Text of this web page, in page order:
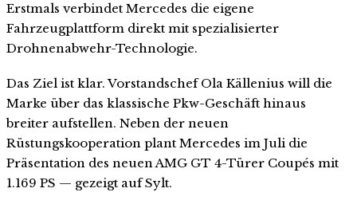
Erstmals verbindet Mercedes die eigene
Fahrzeugplattform direkt mit spezialisierter
Drohnenabwehr-Technologie.
Das Ziel ist klar. Vorstandschef Ola Källenius will die
Marke über das klassische Pkw-Geschäft hinaus
breiter aufstellen. Neben der neuen
Rüstungskooperation plant Mercedes im Juli die
Präsentation des neuen AMG GT 4-Türer Coupés mit
1.169 PS — gezeigt auf Sylt.